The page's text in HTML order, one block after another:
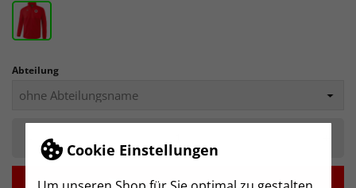
Cookie Einstellungen
Abteilung
IN DEN WARENKORB